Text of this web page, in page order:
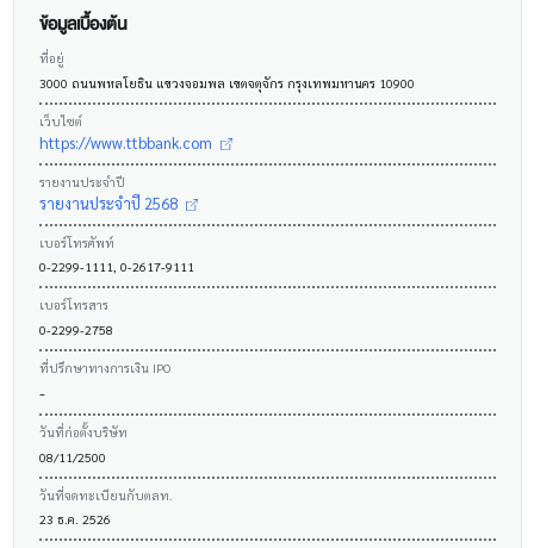
ข้อมูลเบื้องต้น
ที่อยู่
3000 ถนนพหลโยธิน แขวงจอมพล เขตจตุจักร กรุงเทพมหานคร 10900
เว็บไซต์
https://www.ttbbank.com
รายงานประจำปี
รายงานประจำปี 2568
เบอร์โทรศัพท์
0-2299-1111, 0-2617-9111
เบอร์โทรสาร
0-2299-2758
ที่ปรึกษาทางการเงิน IPO
-
วันที่ก่อตั้งบริษัท
08/11/2500
วันที่จดทะเบียนกับตลท.
23 ธ.ค. 2526